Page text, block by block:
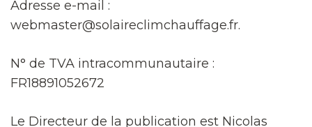
Adresse e-mail :
webmaster@solaireclimchauffage.fr.
N° de TVA intracommunautaire :
FR18891052672
Le Directeur de la publication est Nicolas